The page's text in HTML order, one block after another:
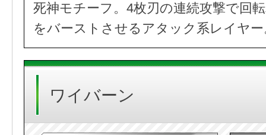
死神モチーフ。4枚刃の連続攻撃で回
をバーストさせるアタック系レイヤー
ワイバーン